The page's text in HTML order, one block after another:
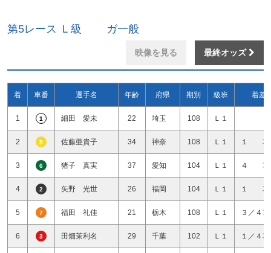
第5レース Ｌ級 ガ一般
映像を見る 最終オッズ
着 車番 選手名 年齢 府県 期別 級班 着差
1 1 細田 愛未 22 埼玉 108 Ｌ１
2 5 佐藤亜貴子 34 神奈 108 Ｌ１ １ 車
3 6 猪子 真実 37 愛知 104 Ｌ１ ４ 車
4 2 矢野 光世 26 福岡 104 Ｌ１ １ 車
5 7 福田 礼佳 21 栃木 108 Ｌ１ ３／４
6 3 田畑茉利名 29 千葉 102 Ｌ１ １／４